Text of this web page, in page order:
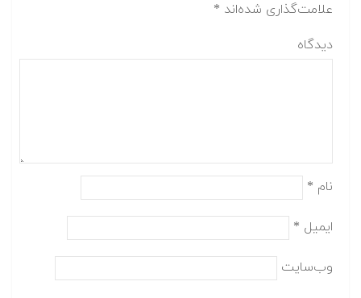
علامت‌گذاری شده‌اند *
دیدگاه
نام *
ایمیل *
وب‌سایت